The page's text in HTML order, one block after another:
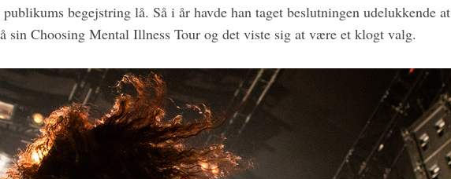
begejstring lå. Så i år havde han taget beslutningen udelukkende at
sin Choosing Mental Illness Tour og det viste sig at være et klogt valg.